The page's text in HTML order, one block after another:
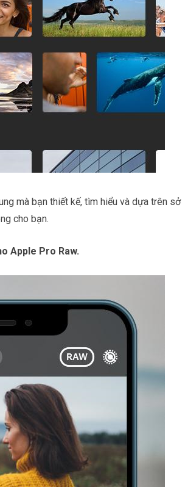
mà bạn thiết kế, tìm hiểu và dựa trên sở
cho bạn.
Apple Pro Raw.